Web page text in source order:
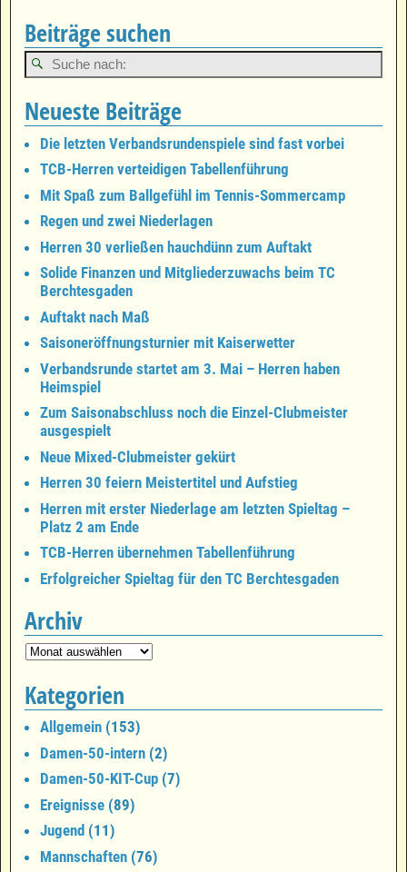
Beiträge suchen
Neueste Beiträge
Die letzten Verbandsrundenspiele sind fast vorbei
TCB-Herren verteidigen Tabellenführung
Mit Spaß zum Ballgefühl im Tennis-Sommercamp
Regen und zwei Niederlagen
Herren 30 verließen hauchdünn zum Auftakt
Solide Finanzen und Mitgliederzuwachs beim TC
Berchtesgaden
Auftakt nach Maß
Saisoneröffnungsturnier mit Kaiserwetter
Verbandsrunde startet am 3. Mai – Herren haben
Heimspiel
Zum Saisonabschluss noch die Einzel-Clubmeister
ausgespielt
Neue Mixed-Clubmeister gekürt
Herren 30 feiern Meistertitel und Aufstieg
Herren mit erster Niederlage am letzten Spieltag –
Platz 2 am Ende
TCB-Herren übernehmen Tabellenführung
Erfolgreicher Spieltag für den TC Berchtesgaden
Archiv
Kategorien
Allgemein (153)
Damen-50-intern (2)
Damen-50-KIT-Cup (7)
Ereignisse (89)
Jugend (11)
Mannschaften (76)